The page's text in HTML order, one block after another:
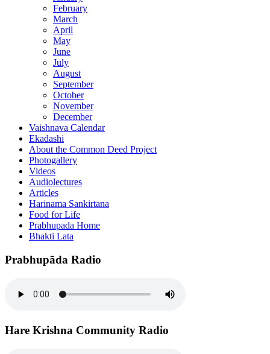
February
March
April
May
June
July
August
September
October
November
December
Vaishnava Calendar
Ekadashi
About the Common Deed Project
Photogallery
Videos
Audiolectures
Articles
Harinama Sankirtana
Food for Life
Prabhupada Home
Bhakti Lata
Prabhupāda Radio
Hare Krishna Community Radio